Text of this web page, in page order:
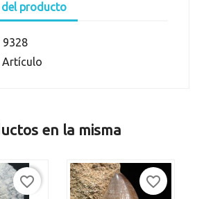
del producto
9328
Artículo
en la misma
favorite_border favorite_border